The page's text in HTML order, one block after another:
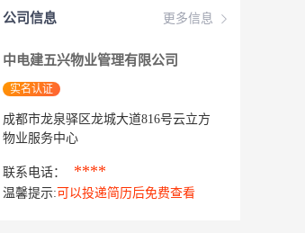
更多信息
公司信息
中电建五兴物业管理有限公司
实名认证
成都市龙泉驿区龙城大道816号云立方
物业服务中心
联系电话： ****
温馨提示: 可以投递简历后免费查看